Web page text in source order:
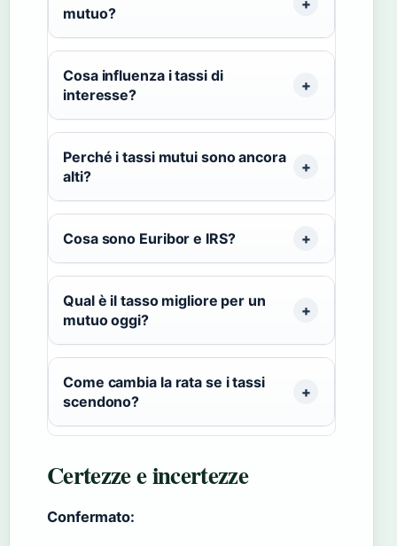
mutuo?
Cosa influenza i tassi di
interesse?
Perché i tassi mutui sono ancora
alti?
Cosa sono Euribor e IRS?
Qual è il tasso migliore per un
mutuo oggi?
Come cambia la rata se i tassi
scendono?
Certezze e incertezze
Confermato: